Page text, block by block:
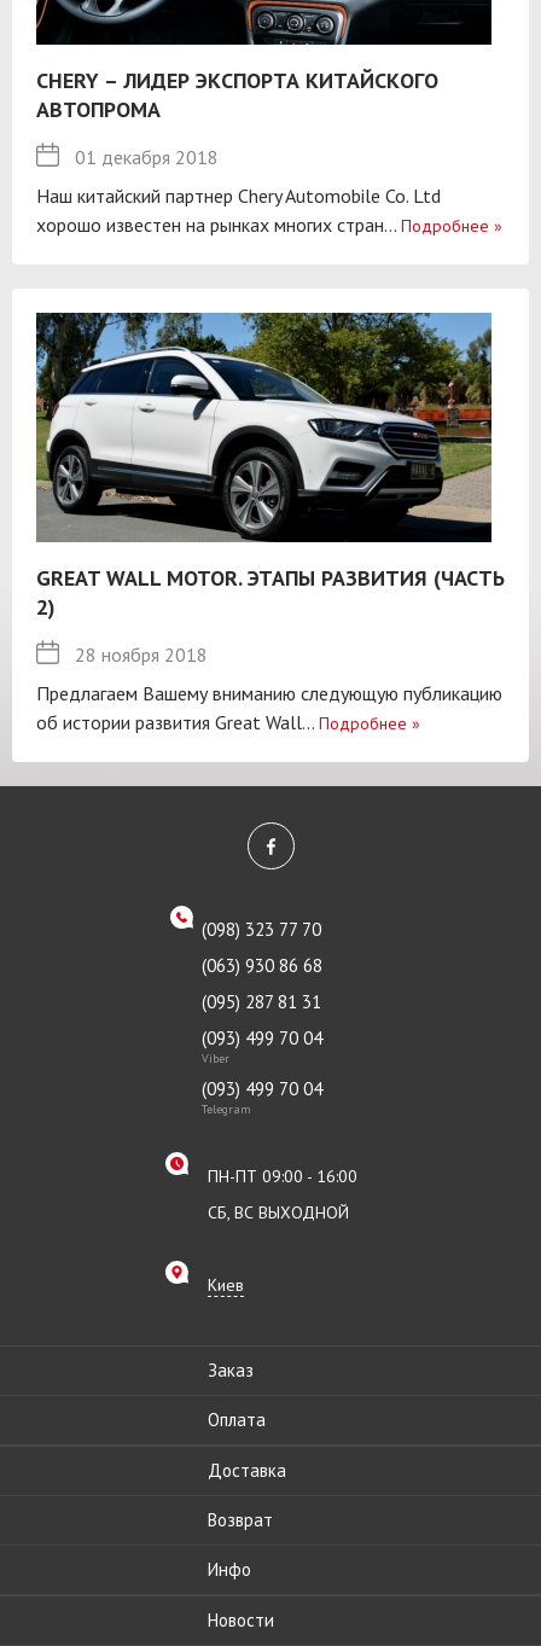
CHERY – ЛИДЕР ЭКСПОРТА КИТАЙСКОГО
АВТОПРОМА
01 декабря 2018
Наш китайский партнер Chery Automobile Co. Ltd
хорошо известен на рынках многих стран... Подробнее »
GREAT WALL MOTOR. ЭТАПЫ РАЗВИТИЯ (ЧАСТЬ
2)
28 ноября 2018
Предлагаем Вашему вниманию следующую публикацию
об истории развития Great Wall... Подробнее »
(098) 323 77 70
(063) 930 86 68
(095) 287 81 31
(093) 499 70 04
Viber
(093) 499 70 04
Telegram
ПН-ПТ 09:00 - 16:00
СБ, ВС ВЫХОДНОЙ
Киев
Заказ
Оплата
Доставка
Возврат
Инфо
Новости